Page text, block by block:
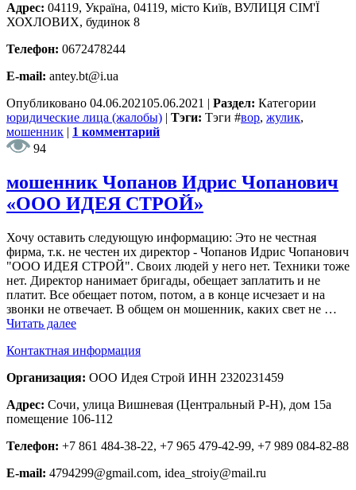
Адрес: 04119, Україна, 04119, місто Київ, ВУЛИЦЯ СІМ'Ї
ХОХЛОВИХ, будинок 8
Телефон: 0672478244
E-mail: antey.bt@i.ua
Опубликовано 04.06.202105.06.2021 | Раздел: Категории
юридические лица (жалобы) | Тэги: Тэги #вор, жулик,
мошенник | 1 комментарий
94
мошенник Чопанов Идрис Чопанович
«ООО ИДЕЯ СТРОЙ»
Хочу оставить следующую информацию: Это не честная
фирма, т.к. не честен их директор - Чопанов Идрис Чопанович
"ООО ИДЕЯ СТРОЙ". Своих людей у него нет. Техники тоже
нет. Директор нанимает бригады, обещает заплатить и не
платит. Все обещает потом, потом, а в конце исчезает и на
звонки не отвечает. В общем он мошенник, каких свет не …
Читать далее
Контактная информация
Организация: ООО Идея Строй ИНН 2320231459
Адрес: Сочи, улица Вишневая (Центральный Р-Н), дом 15а
помещение 106-112
Телефон: +7 861 484-38-22, +7 965 479-42-99, +7 989 084-82-88
E-mail: 4794299@gmail.com, idea_stroiy@mail.ru